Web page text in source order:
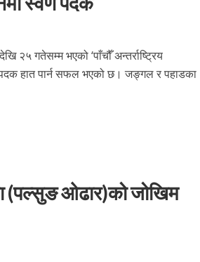
२५ गतेसम्म भएको ‘पाँचौँ अन्तर्राष्ट्रिय
पदक हात पार्न सफल भएको छ। जङ्गल र पहाडका
(पल्सुङ ओढार)को जोखिम